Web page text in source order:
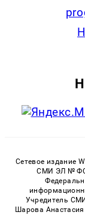
Сетевое издание
СМИ ЭЛ № ФС
Учредитель
Шарова